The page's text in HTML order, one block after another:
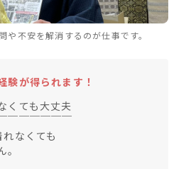
や不安を解消するのが仕事です。
験が得られます！
くても大丈夫
￣￣￣￣￣￣
なくても